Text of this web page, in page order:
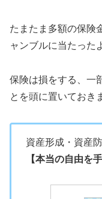
たまたま多額の保険
ャンブルに当たった
保険は損をする、一
とを頭に置いておき
資産形成・資産
【本当の自由を